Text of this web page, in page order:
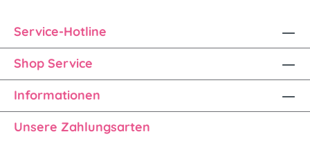
Service-Hotline
Shop Service
Informationen
Unsere Zahlungsarten